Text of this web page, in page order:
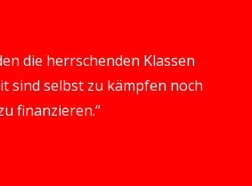
die herrschenden Klassen
sind selbst zu kämpfen noch
finanzieren.“